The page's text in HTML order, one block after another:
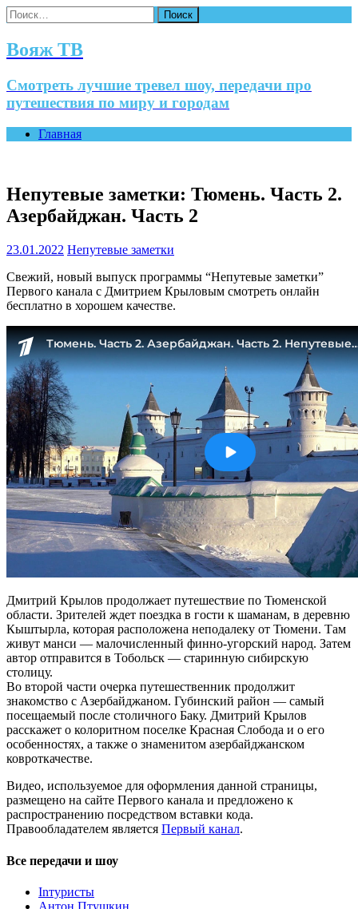
Найти:
Вояж ТВ
Смотреть лучшие тревел шоу, передачи про
путешествия по миру и городам
Главная
Непутевые заметки: Тюмень. Часть 2.
Азербайджан. Часть 2
23.01.2022 Непутевые заметки
Свежий, новый выпуск программы “Непутевые заметки”
Первого канала с Дмитрием Крыловым смотреть онлайн
бесплатно в хорошем качестве.
Дмитрий Крылов продолжает путешествие по Тюменской
области. Зрителей ждет поездка в гости к шаманам, в деревню
Кыштырла, которая расположена неподалеку от Тюмени. Там
живут манси — малочисленный финно-угорский народ. Затем
автор отправится в Тобольск — старинную сибирскую
столицу.
Во второй части очерка путешественник продолжит
знакомство с Азербайджаном. Губинский район — самый
посещаемый после столичного Баку. Дмитрий Крылов
расскажет о колоритном поселке Красная Слобода и о его
особенностях, а также о знаменитом азербайджанском
ковроткачестве.
Видео, используемое для оформления данной страницы,
размещено на сайте Первого канала и предложено к
распространению посредством вставки кода.
Правообладателем является Первый канал.
Все передачи и шоу
Inтуристы
Антон Птушкин